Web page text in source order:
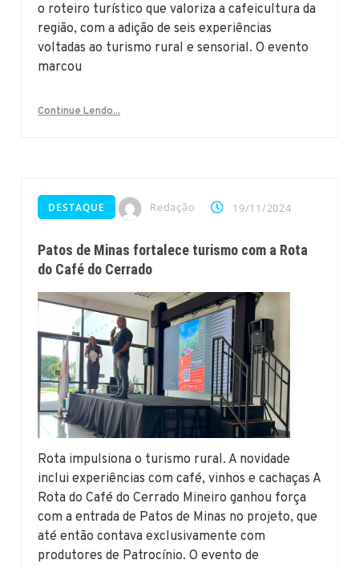
o roteiro turístico que valoriza a cafeicultura da
região, com a adição de seis experiências
voltadas ao turismo rural e sensorial. O evento
marcou
Continue Lendo...
DESTAQUE Redação 19/11/2024
Patos de Minas fortalece turismo com a Rota
do Café do Cerrado
Rota impulsiona o turismo rural. A novidade
inclui experiências com café, vinhos e cachaças A
Rota do Café do Cerrado Mineiro ganhou força
com a entrada de Patos de Minas no projeto, que
até então contava exclusivamente com
produtores de Patrocínio. O evento de